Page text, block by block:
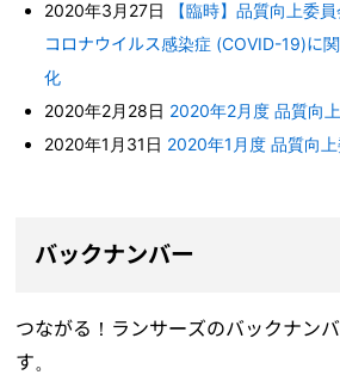
2020年3月27日
【臨時】品質向上委
コロナウイルス感染症 (COVID-19)に
化
2020年2月28日 2020年2月度 品質向
2020年1月31日 2020年1月度 品質向
バックナンバー
つながる！ランサーズのバックナン
す。